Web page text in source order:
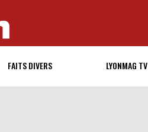
FAITS DIVERS LYONMAG TV